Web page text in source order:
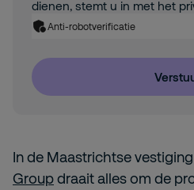
In de Maastrichtse
Groupdraait alles om de
dienen, stemt u in met het
Anti-robotverificatie